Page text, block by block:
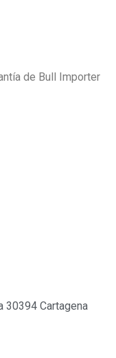
de Bull Importer
30394 Cartagena